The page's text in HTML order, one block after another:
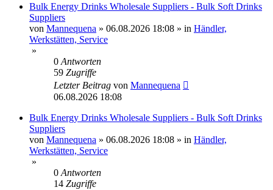
Bulk Energy Drinks Wholesale Suppliers - Bulk Soft Drinks
Suppliers
von Mannequena » 06.08.2026 18:08 » in Händler,
Werkstätten, Service
»
0 Antworten
59 Zugriffe
Letzter Beitrag von Mannequena
06.08.2026 18:08
Bulk Energy Drinks Wholesale Suppliers - Bulk Soft Drinks
Suppliers
von Mannequena » 06.08.2026 18:08 » in Händler,
Werkstätten, Service
»
0 Antworten
14 Zugriffe